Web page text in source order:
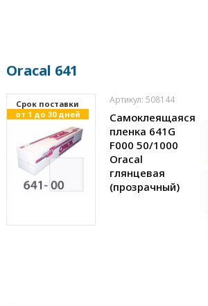
Oracal 641
Cрок поставки
от 1 до 30 дней
Артикул: 508144
Самоклеящаяся
пленка 641G
F000 50/1000
Oracal
глянцевая
(прозрачный)